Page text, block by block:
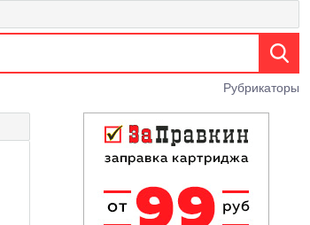
Рубрикаторы